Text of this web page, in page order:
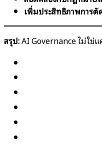
เพิ่มประสิทธิภาพการตั
สรุป:AI Governance ไม่ใช่